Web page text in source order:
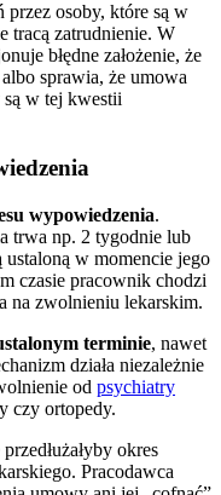
przez osoby, które są w
tracą zatrudnienie. W
błędne założenie, że
sprawia, że umowa
są w tej kwestii
wypowiedzenia.
trwa np. 2 tygodnie lub
ustaloną w momencie jego
czasie pracownik chodzi
na zwolnieniu lekarskim.
terminie, nawet
działa niezależnie
od psychiatry
czy ortopedy.
okres
Pracodawca